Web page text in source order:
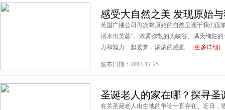
感受大自然之美 发现原始
英国广播公司再次将原始的自然呈现于我们面
清水出芙蓉”。浓雾弥散的大峡谷、满天绚烂
力和魄力一起袭来，浓浓的感觉 ... [更多详细]
发布日期：2013-12-25
圣诞老人的家在哪？探寻圣
有关圣诞老人出生地的争论一直存在。近日，